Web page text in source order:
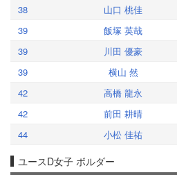
38
山口 桃佳
39
飯塚 英哉
39
川田 優豪
39
横山 然
42
高橋 龍永
42
前田 耕晴
44
小松 佳祐
ユースD女子 ボルダー